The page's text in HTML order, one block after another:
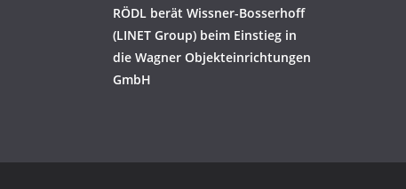
RÖDL berät Wissner-Bosserhoff
(LINET Group) beim Einstieg in
die Wagner Objekteinrichtungen
GmbH